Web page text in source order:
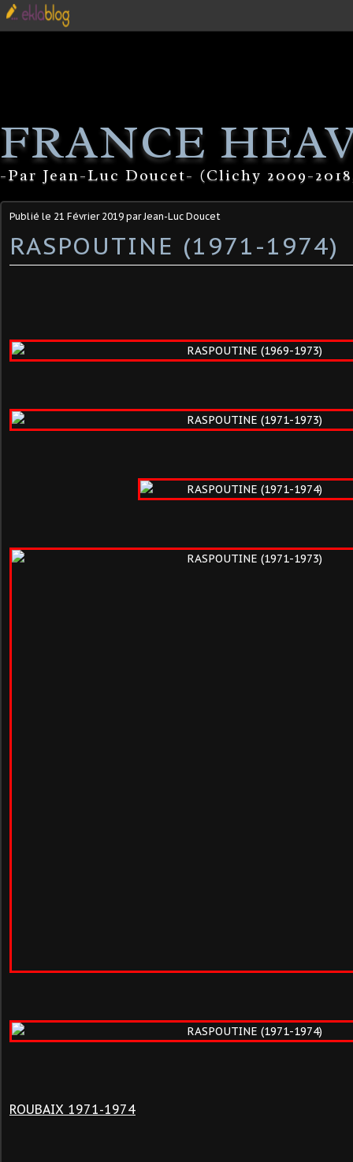
FRANCE
-Par Jean-Luc Doucet- (Clichy 2009-
Publié le 21 Février 2019 par Jean-Luc Doucet
RASPOUTINE (1971-1974)
ROUBAIX 1971-1974